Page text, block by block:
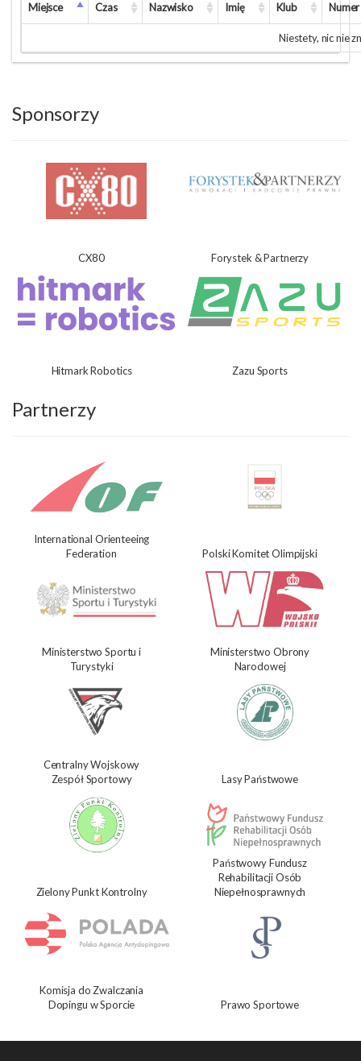
Miejsce Czas Nazwisko Imię Klub Numer
Niestety, nic nie
Sponsorzy
CX80 Forystek & Partnerzy
Hitmark Robotics Zazu Sports
Partnerzy
International Orienteeing
Federation
Polski Komitet Olimpijski
Ministerstwo Sportu i
Turystyki
Ministerstwo Obrony
Narodowej
Centralny Wojskowy
Zespół Sportowy
Lasy Państwowe
Zielony Punkt Kontrolny
Państwowy Fundusz
Rehabilitacji Osób
Niepełnosprawnych
Komisja do Zwalczania
Dopingu w Sporcie
Prawo Sportowe